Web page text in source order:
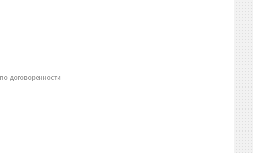
по договоренности